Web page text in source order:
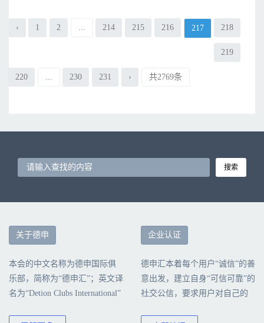
‹ 1 2 ... 214 215 216 217 218
219
220 ... 230 231 › 共2769条
搜索
关于德申
本会的中文名称为德申国际俱
乐部，简称为“德申汇”；英文译
名为“Detion Clubs International”
企业认证
德申汇本着每个用户“诚信”的善
意出发，建立自身“可信可靠”的
社交公信，要求用户对自己的